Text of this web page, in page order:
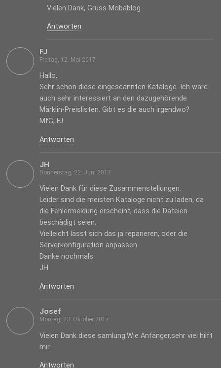
Vielen Dank, Gruss Mobablog
Antworten
FJ
Freitag, 12. Mai 2017
Hallo,
Sehr schön diese eingescannten Kataloge. Ich wäre
auch sehr interessiert an den dazugehörende
Märklin-Preislisten. Gibt es die auch irgendwo?
MfG, FJ
Antworten
JH
Donnerstag, 22. Juni 2017
Vielen Dank für diese Zusammenstellungen.
Leider sind die meisten Kataloge nicht zu laden, da
die Fehlermeldung erscheint, dass die Dateien
beschädigt seien.
Vielleicht lässt sich das ja reparieren, oder die
Serverkonfiguration anpassen.
Danke nochmals
JH
Antworten
Josef
Montag, 23. Oktober 2017
Vielen Dank diese samlung.Wie Anfänger,sehr viel hilft
mir.
Antworten